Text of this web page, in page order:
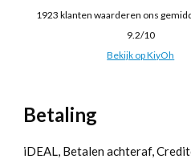
1923 klanten waarderen ons
9.2/10
Bekijk op KiyOh
Betaling
iDEAL, Betalen achteraf,